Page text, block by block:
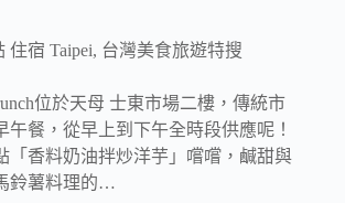
住宿 Taipei, 台灣美食旅遊特搜
位於天母 士東市場二樓，傳統市
午餐，從早上到下午全時段供應呢！
「香料奶油拌炒洋芋」嚐嚐，鹹甜與
鈴薯料理的…